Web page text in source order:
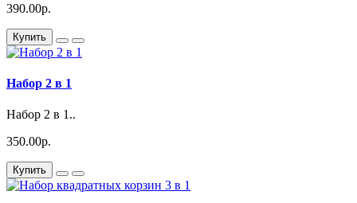
390.00р.
Купить
Набор 2 в 1
Набор 2 в 1..
350.00р.
Купить